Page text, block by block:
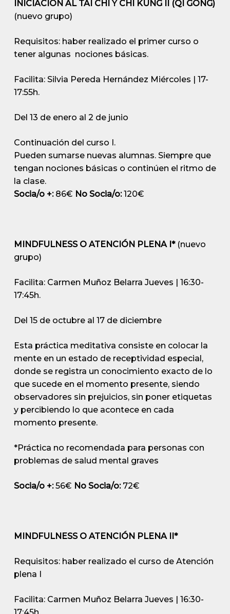
INICIACIÓN AL TAI CHI Y CHI KUNG II (QI GONG)
(nuevo grupo)
Requisitos: haber realizado el primer curso o
tener algunas nociones básicas.
Facilita: Silvia Pereda Hernández Miércoles | 17-
17:55h.
Del 13 de enero al 2 de junio
Continuación del curso I.
Pueden sumarse nuevas alumnas. Siempre que
tengan nociones básicas o continúen el ritmo de
la clase.
Socia/o +:86€ No Socia/o:120€
MINDFULNESS O ATENCIÓN PLENA I* (nuevo
grupo)
Facilita: Carmen Muñoz Belarra Jueves | 16:30-
17:45h.
Del 15 de octubre al 17 de diciembre
Esta práctica meditativa consiste en colocar la
mente en un estado de receptividad especial,
donde se registra un conocimiento exacto de lo
que sucede en el momento presente, siendo
observadores sin prejuicios, sin poner etiquetas
y percibiendo lo que acontece en cada
momento presente.
*Práctica no recomendada para personas con
problemas de salud mental graves
Socia/o +:56€ No Socia/o: 72€
MINDFULNESS O ATENCIÓN PLENA II*
Requisitos: haber realizado el curso de Atención
plena I
Facilita: Carmen Muñoz Belarra Jueves | 16:30-